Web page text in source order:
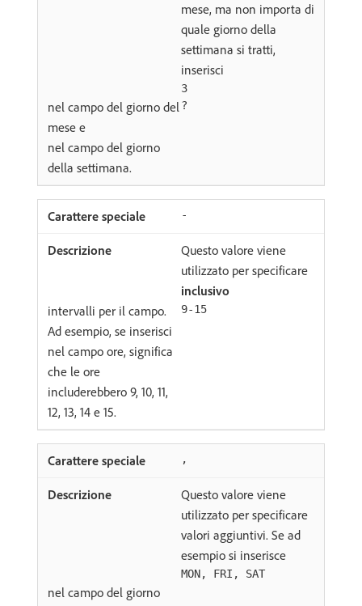
mese, ma non importa di
quale giorno della
settimana si tratti,
inserisci
3
nel campo del giorno del
mese e
?
nel campo del giorno
della settimana.
-
Questo valore viene
utilizzato per specificare
inclusivo
intervalli per il campo.
Ad esempio, se inserisci
9-15
nel campo ore, significa
che le ore
includerebbero 9, 10, 11,
12, 13, 14 e 15.
,
Questo valore viene
utilizzato per specificare
valori aggiuntivi. Se ad
esempio si inserisce
MON, FRI, SAT
nel campo del giorno